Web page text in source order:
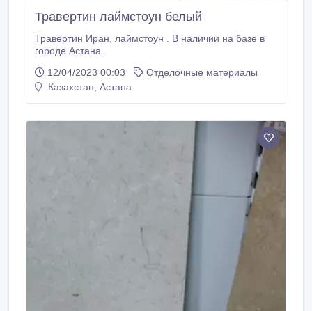
Травертин лаймстоун белый
Травертин Иран, лаймстоун . В наличии на базе в
городе Астана..
12/04/2023 00:03
Отделочные материалы
Казахстан, Астана